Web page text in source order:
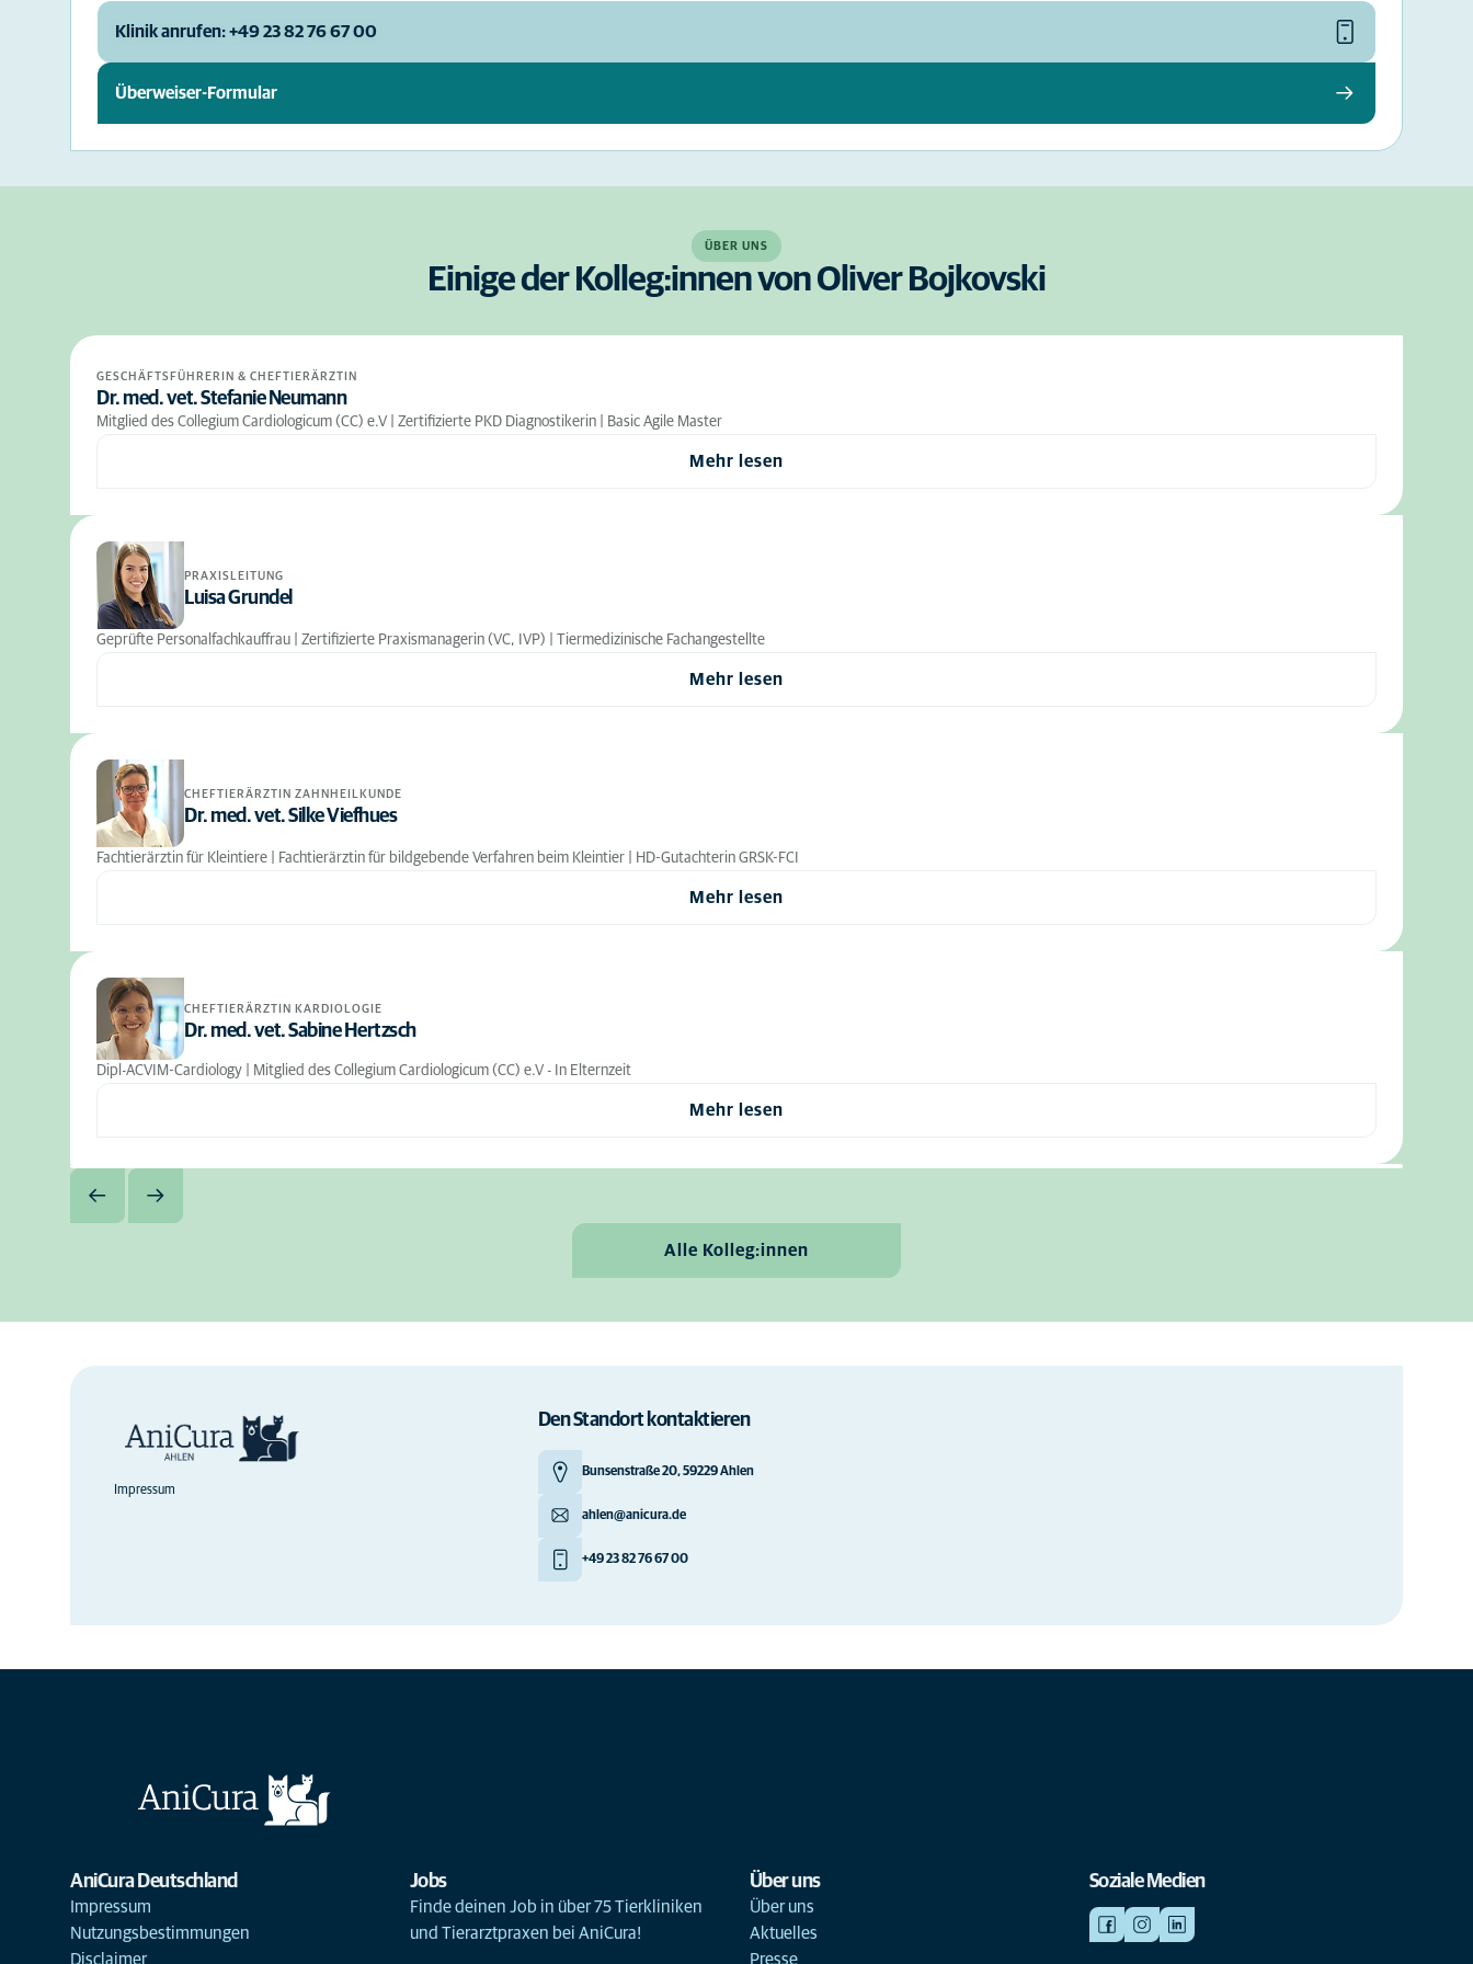
Klinik anrufen: +49 23 82 76 67 00
Überweiser-Formular
ÜBER UNS
Einige der Kolleg:innen von Oliver Bojkovski
GESCHÄFTSFÜHRERIN & CHEFTIERÄRZTIN
Dr. med. vet. Stefanie Neumann
Mitglied des Collegium Cardiologicum (CC) e.V | Zertifizierte PKD Diagnostikerin | Basic Agile Master
Mehr lesen
PRAXISLEITUNG
Luisa Grundel
Geprüfte Personalfachkauffrau | Zertifizierte Praxismanagerin (VC, IVP) | Tiermedizinische Fachangestellte
Mehr lesen
CHEFTIERÄRZTIN ZAHNHEILKUNDE
Dr. med. vet. Silke Viefhues
Fachtierärztin für Kleintiere | Fachtierärztin für bildgebende Verfahren beim Kleintier | HD-Gutachterin GRSK-FCI
Mehr lesen
CHEFTIERÄRZTIN KARDIOLOGIE
Dr. med. vet. Sabine Hertzsch
Dipl-ACVIM-Cardiology | Mitglied des Collegium Cardiologicum (CC) e.V - In Elternzeit
Mehr lesen
Alle Kolleg:innen
Impressum
Den Standort kontaktieren
Bunsenstraße 20, 59229 Ahlen
ahlen@anicura.de
+49 23 82 76 67 00
AniCura Deutschland
Impressum
Nutzungsbestimmungen
Disclaimer
Jobs
Finde deinen Job in über 75 Tierkliniken
und Tierarztpraxen bei AniCura!
Über uns
Über uns
Aktuelles
Presse
Soziale Medien